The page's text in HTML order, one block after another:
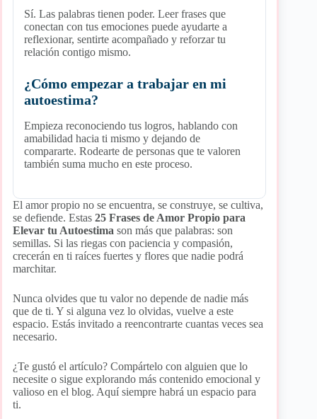
Sí. Las palabras tienen poder. Leer frases que
conectan con tus emociones puede ayudarte a
reflexionar, sentirte acompañado y reforzar tu
relación contigo mismo.
¿Cómo empezar a trabajar en mi
autoestima?
Empieza reconociendo tus logros, hablando con
amabilidad hacia ti mismo y dejando de
compararte. Rodearte de personas que te valoren
también suma mucho en este proceso.
El amor propio no se encuentra, se construye, se cultiva,
se defiende. Estas 25 Frases de Amor Propio para
Elevar tu Autoestima son más que palabras: son
semillas. Si las riegas con paciencia y compasión,
crecerán en ti raíces fuertes y flores que nadie podrá
marchitar.
Nunca olvides que tu valor no depende de nadie más
que de ti. Y si alguna vez lo olvidas, vuelve a este
espacio. Estás invitado a reencontrarte cuantas veces sea
necesario.
¿Te gustó el artículo? Compártelo con alguien que lo
necesite o sigue explorando más contenido emocional y
valioso en el blog. Aquí siempre habrá un espacio para
ti.